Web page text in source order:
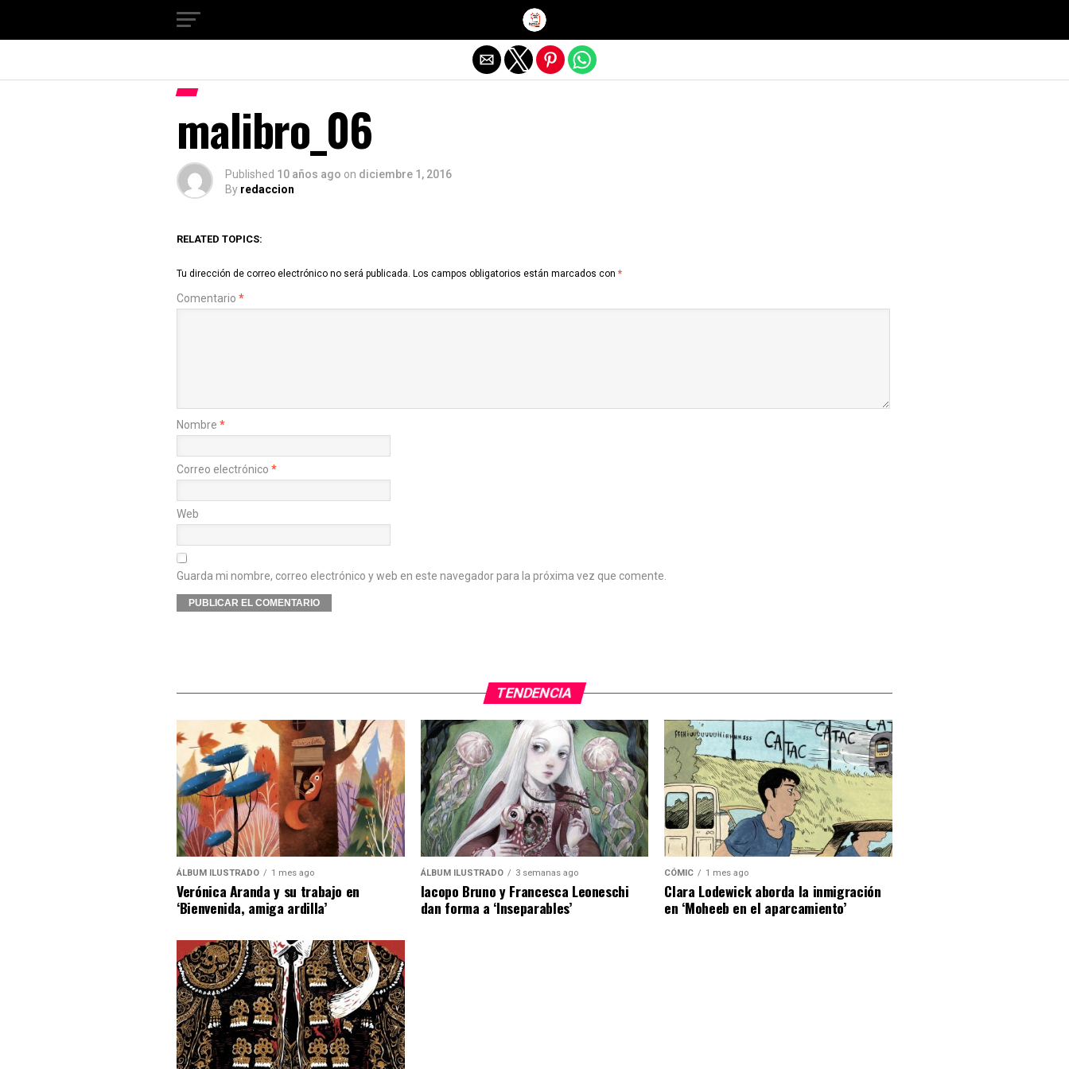
malibro_06
Published 10 años ago on diciembre 1, 2016
By redaccion
RELATED TOPICS:
Tu dirección de correo electrónico no será publicada. Los campos obligatorios están marcados con *
Comentario *
Nombre *
Correo electrónico *
Web
Guarda mi nombre, correo electrónico y web en este navegador para la próxima vez que comente.
TENDENCIA
ÁLBUM ILUSTRADO 1 mes ago
Verónica Aranda y su trabajo en
‘Bienvenida, amiga ardilla’
ÁLBUM ILUSTRADO 3 semanas ago
Iacopo Bruno y Francesca Leoneschi
dan forma a ‘Inseparables’
CÓMIC 1 mes ago
Clara Lodewick aborda la inmigración
en ‘Moheeb en el aparcamiento’
Salir de la versión móvil